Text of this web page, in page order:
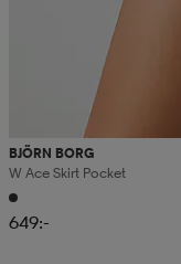
BJÖRN BORG
W Ace Skirt Pocket
649:-